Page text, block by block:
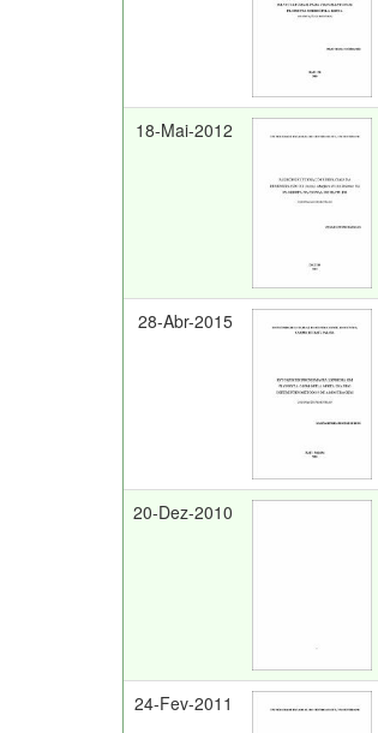
18-Mai-2012
28-Abr-2015
20-Dez-2010
24-Fev-2011